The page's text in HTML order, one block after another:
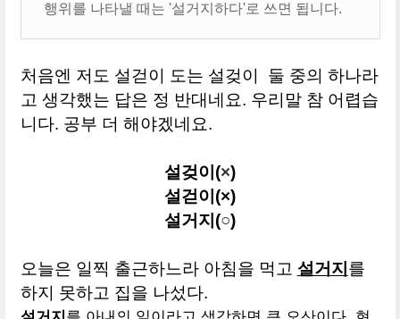
행위를 나타낼 때는 '설거지하다'로 쓰면 됩니다.
처음엔 저도 설걷이 도는 설겆이 둘 중의 하나라
고 생각했는 답은 정 반대네요. 우리말 참 어렵습
니다. 공부 더 해야겠네요.
설겆이(×)
설걷이(×)
설거지(○)
오늘은 일찍 출근하느라 아침을 먹고 설거지 를
하지 못하고 집을 나섰다.